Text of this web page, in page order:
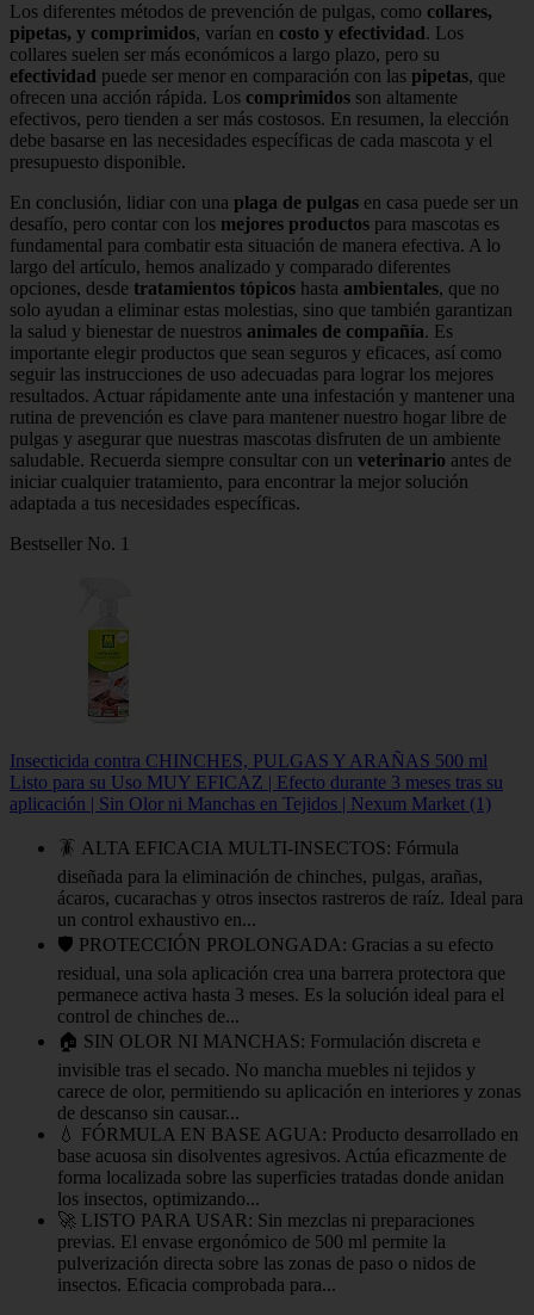
Los diferentes métodos de prevención de pulgas, como collares,
pipetas, y comprimidos, varían en costo y efectividad . Los
collares suelen ser más económicos a largo plazo, pero su
efectividad puede ser menor en comparación con las pipetas, que
ofrecen una acción rápida. Los comprimidos son altamente
efectivos, pero tienden a ser más costosos. En resumen, la elección
debe basarse en las necesidades específicas de cada mascota y el
presupuesto disponible.
En conclusión, lidiar con una plaga de pulgas en casa puede ser un
desafío, pero contar con los mejores productos para mascotas es
fundamental para combatir esta situación de manera efectiva. A lo
largo del artículo, hemos analizado y comparado diferentes
opciones, desde tratamientos tópicos hasta ambientales, que no
solo ayudan a eliminar estas molestias, sino que también garantizan
la salud y bienestar de nuestros animales de compañía. Es
importante elegir productos que sean seguros y eficaces, así como
seguir las instrucciones de uso adecuadas para lograr los mejores
resultados. Actuar rápidamente ante una infestación y mantener una
rutina de prevención es clave para mantener nuestro hogar libre de
pulgas y asegurar que nuestras mascotas disfruten de un ambiente
saludable. Recuerda siempre consultar con un veterinario antes de
iniciar cualquier tratamiento, para encontrar la mejor solución
adaptada a tus necesidades específicas.
Bestseller No. 1
Insecticida contra CHINCHES, PULGAS Y ARAÑAS 500 ml
Listo para su Uso MUY EFICAZ | Efecto durante 3 meses tras su
aplicación | Sin Olor ni Manchas en Tejidos | Nexum Market (1)
🪳 ALTA EFICACIA MULTI-INSECTOS: Fórmula
diseñada para la eliminación de chinches, pulgas, arañas,
ácaros, cucarachas y otros insectos rastreros de raíz. Ideal para
un control exhaustivo en...
🛡️ PROTECCIÓN PROLONGADA: Gracias a su efecto
residual, una sola aplicación crea una barrera protectora que
permanece activa hasta 3 meses. Es la solución ideal para el
control de chinches de...
🏠 SIN OLOR NI MANCHAS: Formulación discreta e
invisible tras el secado. No mancha muebles ni tejidos y
carece de olor, permitiendo su aplicación en interiores y zonas
de descanso sin causar...
💧 FÓRMULA EN BASE AGUA: Producto desarrollado en
base acuosa sin disolventes agresivos. Actúa eficazmente de
forma localizada sobre las superficies tratadas donde anidan
los insectos, optimizando...
🚀 LISTO PARA USAR: Sin mezclas ni preparaciones
previas. El envase ergonómico de 500 ml permite la
pulverización directa sobre las zonas de paso o nidos de
insectos. Eficacia comprobada para...